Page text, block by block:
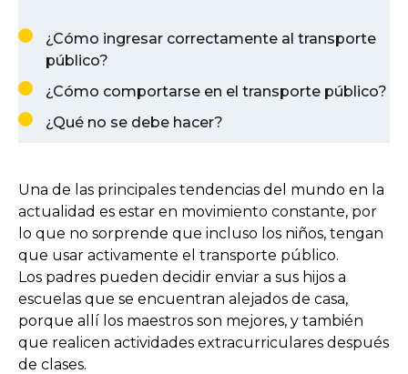
¿Cómo ingresar correctamente al transporte
público?
¿Cómo comportarse en el transporte público?
¿Qué no se debe hacer?
Una de las principales tendencias del mundo en la
actualidad es estar en movimiento constante, por
lo que no sorprende que incluso los niños, tengan
que usar activamente el transporte público.
Los padres pueden decidir enviar a sus hijos a
escuelas que se encuentran alejados de casa,
porque allí los maestros son mejores, y también
que realicen actividades extracurriculares después
de clases.